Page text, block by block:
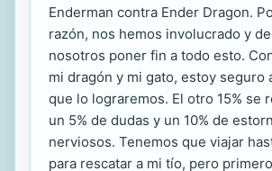
Enderman contra Ender Dragon.
razón, nos hemos involucrado y
nosotros poner fin a todo esto.
mi dragón y mi gato, estoy seguro
que lo lograremos. El otro 15% se
un 5% de dudas y un 10% de
nerviosos. Tenemos que viajar
para rescatar a mi tío, pero